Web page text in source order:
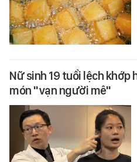
Nữ sinh 19 tuổi lệch khớp
món "vạn người mê"